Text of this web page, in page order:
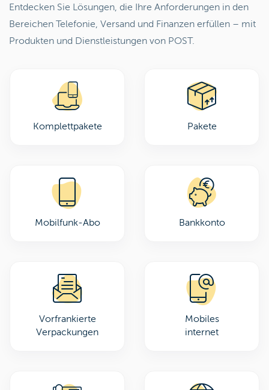
Entdecken Sie Lösungen, die Ihre Anforderungen in den
Bereichen Telefonie, Versand und Finanzen erfüllen – mit
Produkten und Dienstleistungen von POST.
Komplettpakete Pakete
Mobilfunk-Abo Bankkonto
Vorfrankierte
Verpackungen
Mobiles
internet